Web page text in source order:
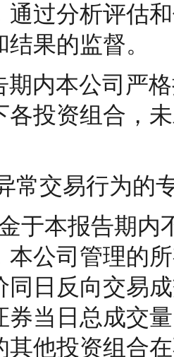
通过分析评估
果的监督。
各投资组合，
常交易行为的
本公司管理的
同日反向交易
券当日总成交
其他投资组合